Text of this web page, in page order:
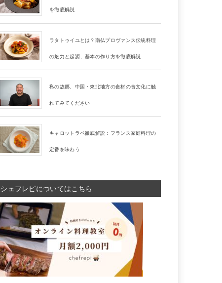
を徹底解説
ラタトゥイユとは？南仏プロヴァンス伝統料理
の魅力と起源、基本の作り方を徹底解説
私の故郷、中国・東北地方の食材の食文化に触
れてみてください
キャロットラペ徹底解説：フランス家庭料理の
定番を味わう
シェフレピについてはこちら